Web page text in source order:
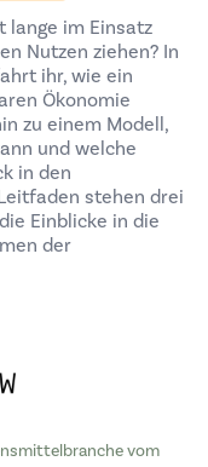
lange im Einsatz
Nutzen ziehen? In
ihr, wie ein
Ökonomie
zu einem Modell,
und welche
in den
stehen drei
Einblicke in die
der
vom